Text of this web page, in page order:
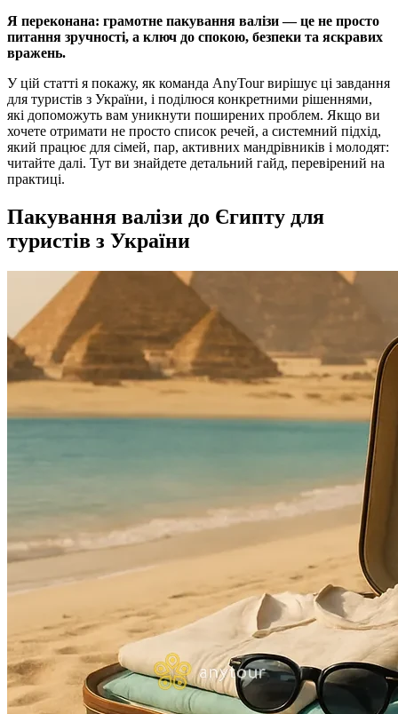
Я переконана: грамотне пакування валізи — це не просто
питання зручності, а ключ до спокою, безпеки та яскравих
вражень.
У цій статті я покажу, як команда AnyTour вирішує ці завдання
для туристів з України, і поділюся конкретними рішеннями,
які допоможуть вам уникнути поширених проблем. Якщо ви
хочете отримати не просто список речей, а системний підхід,
який працює для сімей, пар, активних мандрівників і молодят:
читайте далі. Тут ви знайдете детальний гайд, перевірений на
практиці.
Пакування валізи до Єгипту для
туристів з України